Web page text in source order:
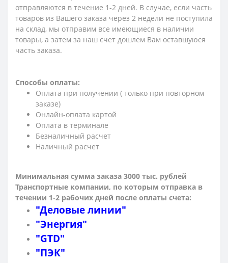
отправляются в течение 1-2 дней. В случае, если часть
товаров из Вашего заказа через 2 недели не поступила
на склад, мы отправим все имеющиеся в наличии
товары, а затем за наш счет дошлем Вам оставшуюся
часть заказа.
Способы оплаты:
Оплата при получении ( только при повторном
заказе)
Онлайн-оплата картой
Оплата в терминале
Безналичный расчет
Наличный расчет
Минимальная сумма заказа 3000 тыс. рублей
Транспортные компании, по которым отправка в
течении 1-2 рабочих дней после оплаты счета:
"Деловые линии"
"Энергия"
"GTD"
"ПЭК"